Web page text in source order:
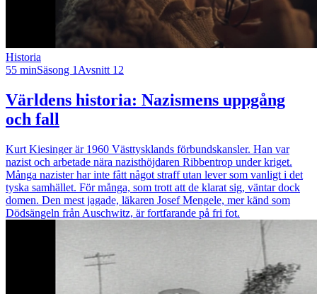
Historia
55 minSäsong 1 Avsnitt 12
Världens historia: Nazismens uppgång
och fall
Kurt Kiesinger är 1960 Västtysklands förbundskansler. Han var
nazist och arbetade nära nazisthöjdaren Ribbentrop under kriget.
Många nazister har inte fått något straff utan lever som vanligt i det
tyska samhället. För många, som trott att de klarat sig, väntar dock
domen. Den mest jagade, läkaren Josef Mengele, mer känd som
Dödsängeln från Auschwitz, är fortfarande på fri fot.